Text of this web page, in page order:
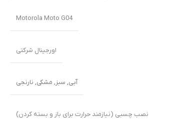
Motorola Moto G04
اورجینال شرکتی
آبی, سبز, مشکی, نارنجی
نصب چسبی (نیازمند حرارت برای باز و بسته کردن)